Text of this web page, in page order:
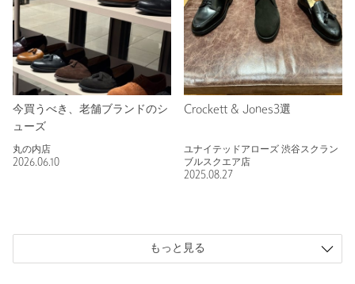
今買うべき、老舗ブランドのシ
ューズ
丸の内店
2026.06.10
Crockett & Jones3選
ユナイテッドアローズ 渋谷スクラン
ブルスクエア店
2025.08.27
もっと見る